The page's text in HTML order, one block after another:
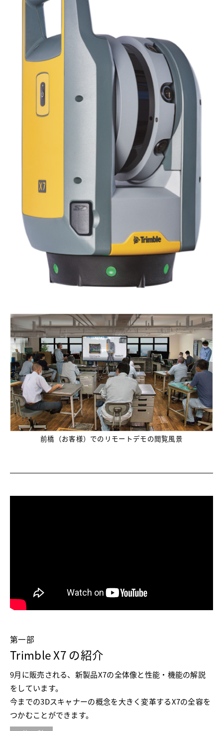
前橋（お客様）でのリモートデモの閲覧風景
第一部
Trimble X7 の紹介
9月に販売される、新製品X7の全体像と性能・機能の解説
をしています。
今までの3Dスキャナーの概念を大きく変革するX7の全容を
つかむことができます。